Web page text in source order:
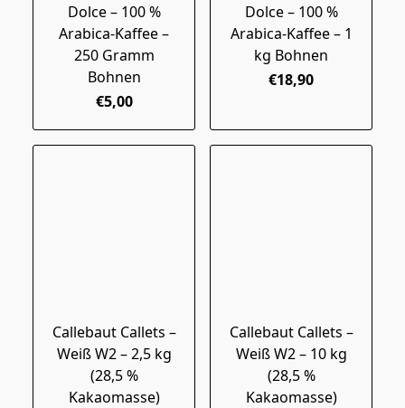
Dolce – 100 %
Arabica-Kaffee –
250 Gramm
Bohnen
€5,00
Dolce – 100 %
Arabica-Kaffee – 1
kg Bohnen
€18,90
Callebaut Callets –
Weiß W2 – 2,5 kg
(28,5 %
Kakaomasse)
Callebaut Callets –
Weiß W2 – 10 kg
(28,5 %
Kakaomasse)